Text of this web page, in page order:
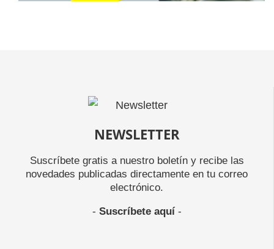
NEWSLETTER
Suscríbete gratis a nuestro boletín y recibe las
novedades publicadas directamente en tu correo
electrónico.
- Suscríbete aquí-